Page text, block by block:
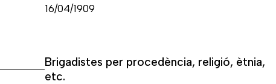
16/04/1909
Brigadistes per procedència, religió, ètnia,
etc.